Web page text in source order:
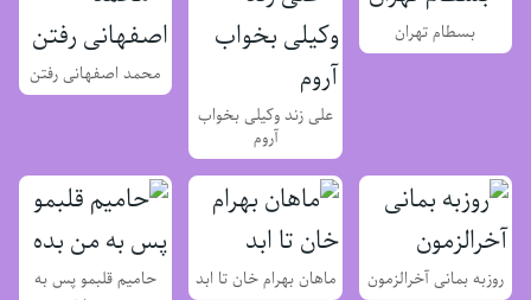
بسطام تهران
علی زند وکیلی بخواب
آروم
محمد اصفهانی رفتن
روزبه بمانی آخرالزمون ماهان بهرام خان تا ابد
حامیم قلبمو پس به